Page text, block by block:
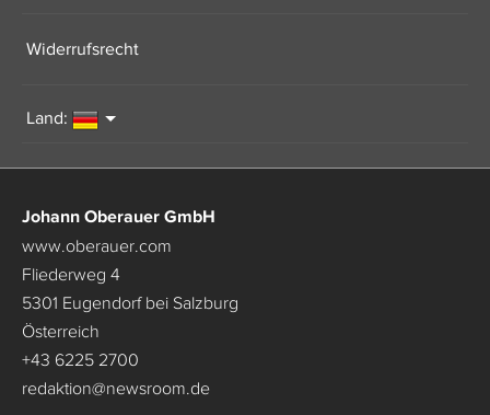
Widerrufsrecht
Land:
Johann Oberauer GmbH
www.oberauer.com
Fliederweg 4
5301 Eugendorf bei Salzburg
Österreich
+43 6225 2700
redaktion@newsroom.de